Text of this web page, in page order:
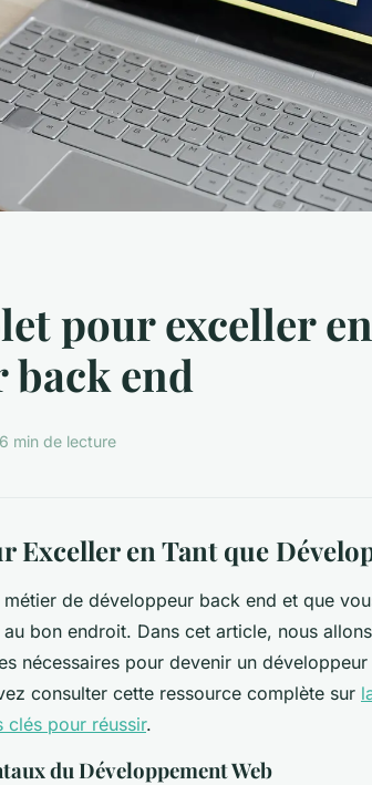
pour exceller
back end
6 min de lecture
Exceller en Tant que
de développeur back end et que
bon endroit. Dans cet article, nous
nécessaires pour devenir un
consulter cette ressource complète sur
clés pour réussir.
du Développement Web